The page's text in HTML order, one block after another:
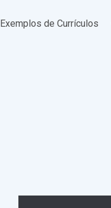
Exemplos de Currículos